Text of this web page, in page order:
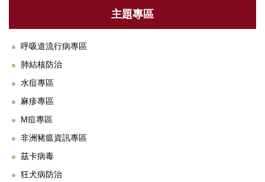
主題專區
呼吸道流行病專區
肺結核防治
水痘專區
麻疹專區
M痘專區
非洲豬瘟資訊專區
茲卡病毒
狂犬病防治